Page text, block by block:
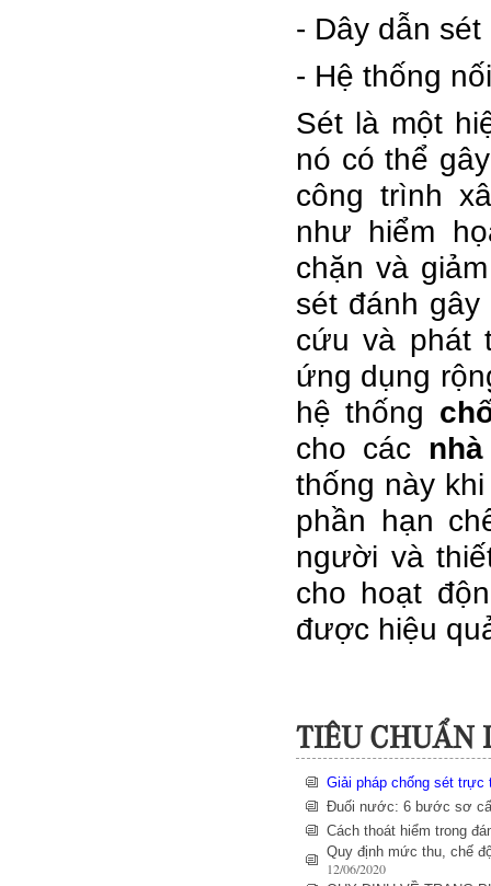
- Dây dẫn sét
- Hệ thống
Sét là một
nó có thể
công trình
như hiểm
chặn và
sét đánh
cứu và phát
ứng dụng
hệ thống
cho các
thống này
phần hạn
người và
cho hoạt
được hiệu
TIÊU CHUẨN
Giải pháp chống sét trực
Đuối nước: 6 bước sơ
Cách thoát hiểm trong
Quy định mức thu, chế
12/06/2020